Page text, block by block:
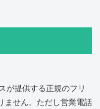
が提供する正規のフリ
ません。ただし営業電話